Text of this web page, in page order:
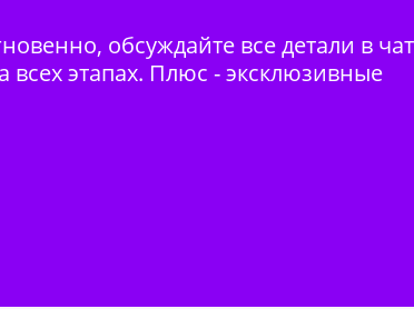
обсуждайте все детали в
всех этапах. Плюс - эксклюзивные